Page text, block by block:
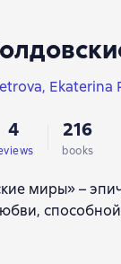
Ekaterina
Cherchen
Olga
Natalya
Мария
4 216
books
миры» –